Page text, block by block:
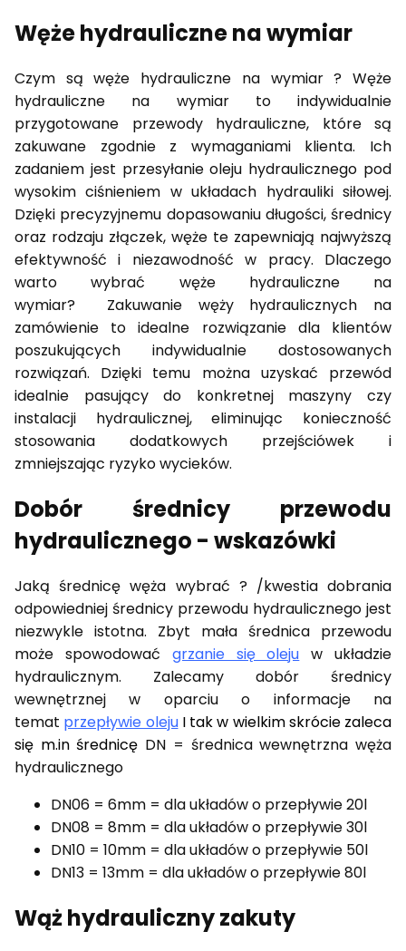
Węże hydrauliczne na wymiar
Czym są węże hydrauliczne na wymiar ? Węże
hydrauliczne na wymiar to indywidualnie
przygotowane przewody hydrauliczne, które są
zakuwane zgodnie z wymaganiami klienta. Ich
zadaniem jest przesyłanie oleju hydraulicznego pod
wysokim ciśnieniem w układach hydrauliki siłowej.
Dzięki precyzyjnemu dopasowaniu długości, średnicy
oraz rodzaju złączek, węże te zapewniają najwyższą
efektywność i niezawodność w pracy. Dlaczego
warto wybrać węże hydrauliczne na
wymiar? Zakuwanie węży hydraulicznych na
zamówienie to idealne rozwiązanie dla klientów
poszukujących indywidualnie dostosowanych
rozwiązań. Dzięki temu można uzyskać przewód
idealnie pasujący do konkretnej maszyny czy
instalacji hydraulicznej, eliminując konieczność
stosowania dodatkowych przejściówek i
zmniejszając ryzyko wycieków.
Dobór średnicy przewodu
hydraulicznego - wskazówki
Jaką średnicę węża wybrać ? /kwestia dobrania
odpowiedniej średnicy przewodu hydraulicznego jest
niezwykle istotna. Zbyt mała średnica przewodu
może spowodować grzanie się oleju w układzie
hydraulicznym. Zalecamy dobór średnicy
wewnętrznej w oparciu o informacje na
temat przepływie oleju I tak w wielkim skrócie zaleca
się m.in średnicę DN = średnica wewnętrzna węża
hydraulicznego
DN06 = 6mm = dla układów o przepływie 20l
DN08 = 8mm = dla układów o przepływie 30l
DN10 = 10mm = dla układów o przepływie 50l
DN13 = 13mm = dla układów o przepływie 80l
Wąż hydrauliczny zakuty